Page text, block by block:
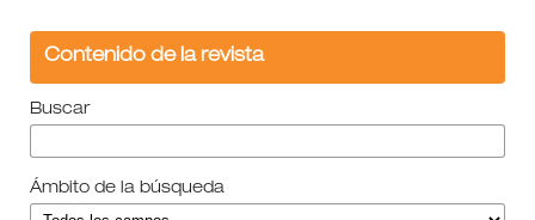
Contenido de la revista
Buscar
Ámbito de la búsqueda